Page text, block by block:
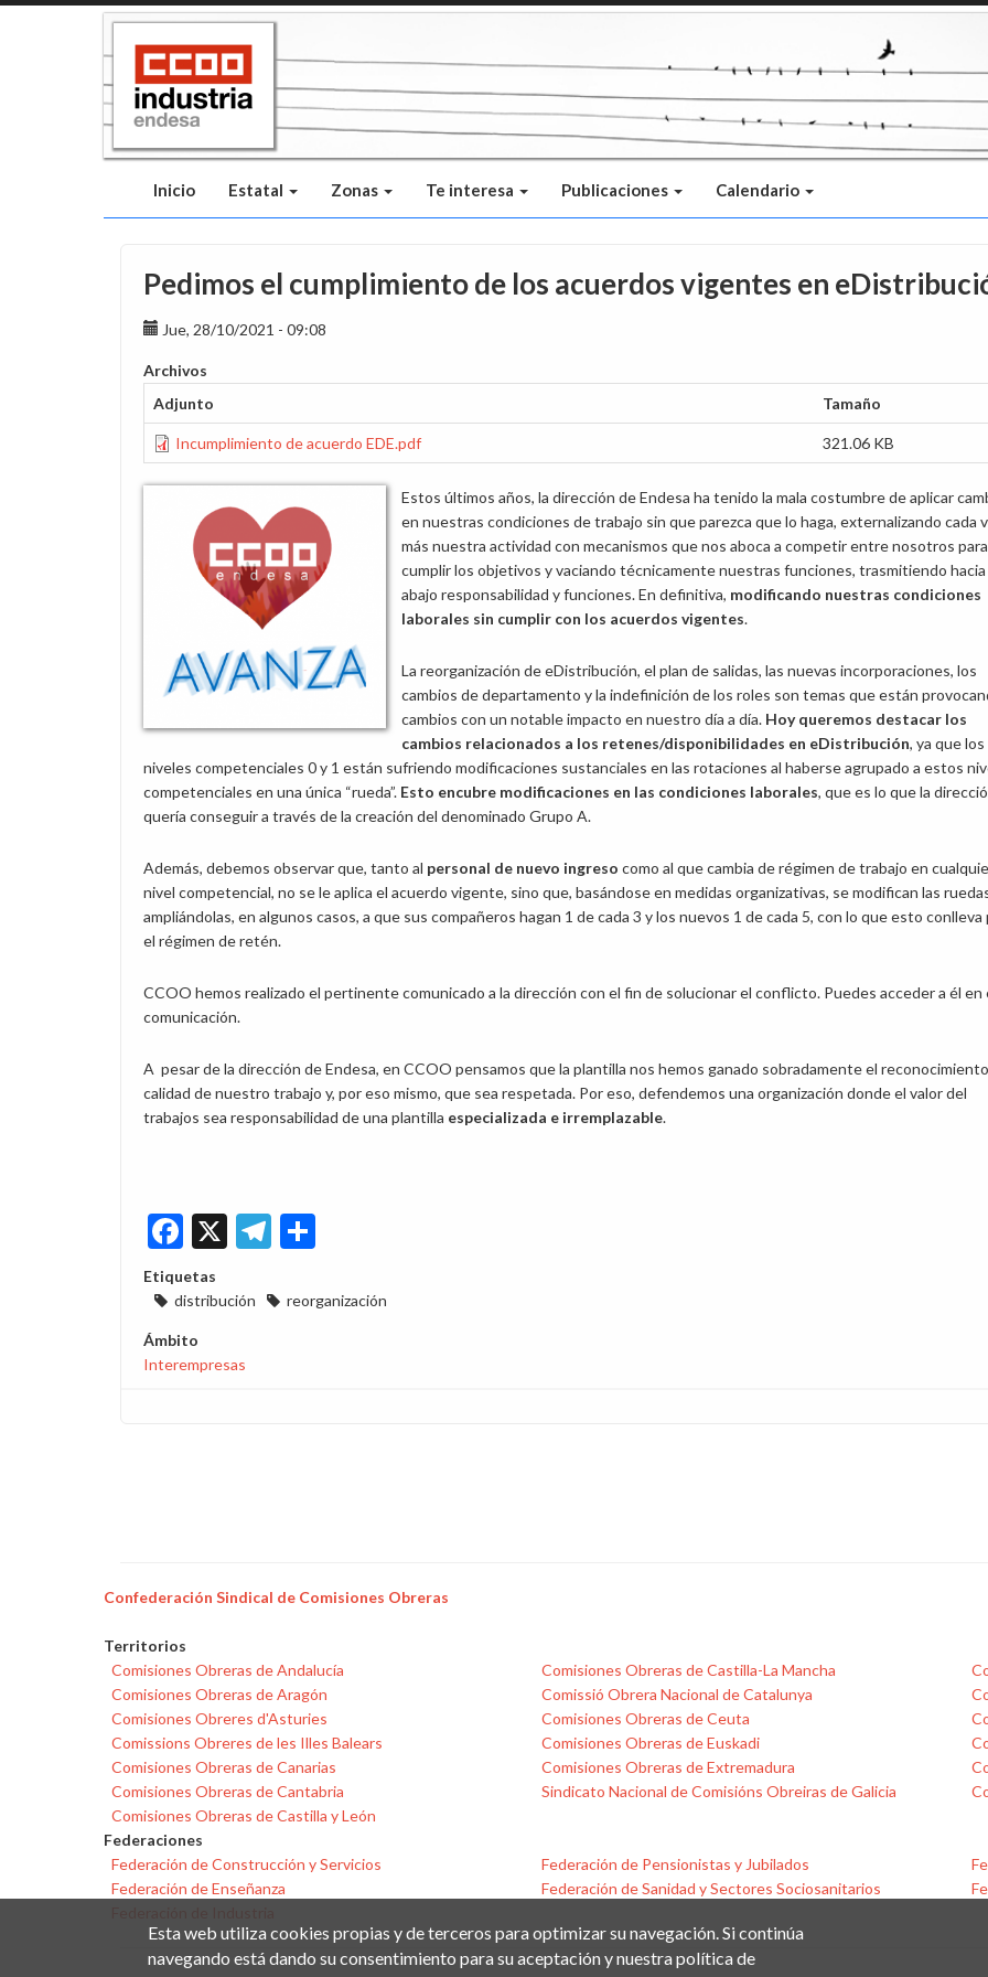
Inicio Estatal Zonas Te interesa Publicaciones Calendario
Pedimos el cumplimiento de los acuerdos vigentes en
Jue, 28/10/2021 - 09:08
Archivos
Adjunto
Tamaño
Incumplimiento de acuerdo EDE.pdf 321.06 KB
Estos últimos años, la dirección de Endesa ha tenido la mala costumbre de aplicar
en nuestras condiciones de trabajo sin que parezca que lo haga, externalizando cada
más nuestra actividad con mecanismos que nos aboca a competir entre nosotros para
cumplir los objetivos y vaciando técnicamente nuestras funciones, trasmitiendo hacia
abajo responsabilidad y funciones. En definitiva, modificando nuestras condiciones
laborales sin cumplir con los acuerdos vigentes.
La reorganización de eDistribución, el plan de salidas, las nuevas incorporaciones, los
cambios de departamento y la indefinición de los roles son temas que están
cambios con un notable impacto en nuestro día a día. Hoy queremos destacar los
cambios relacionados a los retenes/disponibilidades en eDistribución, ya que los
niveles competenciales 0 y 1 están sufriendo modificaciones sustanciales en las rotaciones al haberse agrupado a estos
competenciales en una única “rueda”. Esto encubre modificaciones en las condiciones laborales, que es lo que la
quería conseguir a través de la creación del denominado Grupo A.
Además, debemos observar que, tanto al personal de nuevo ingreso como al que cambia de régimen de trabajo en
nivel competencial, no se le aplica el acuerdo vigente, sino que, basándose en medidas organizativas, se modifican las
ampliándolas, en algunos casos, a que sus compañeros hagan 1 de cada 3 y los nuevos 1 de cada 5, con lo que esto conlleva
el régimen de retén.
CCOO hemos realizado el pertinente comunicado a la dirección con el fin de solucionar el conflicto. Puedes acceder a él en
comunicación.
A pesar de la dirección de Endesa, en CCOO pensamos que la plantilla nos hemos ganado sobradamente el
calidad de nuestro trabajo y, por eso mismo, que sea respetada. Por eso, defendemos una organización donde el valor del
trabajos sea responsabilidad de una plantilla especializada e irremplazable.
Facebook
X Telegram
Etiquetas
distribución
reorganización
Ámbito
Interempresas
Confederación Sindical de Comisiones Obreras
Territorios
Comisiones Obreras de Andalucía
Comisiones Obreras de Aragón
Comisiones Obreres d'Asturies
Comissions Obreres de les Illes Balears
Comisiones Obreras de Canarias
Comisiones Obreras de Cantabria
Comisiones Obreras de Castilla y León
Comisiones Obreras de Castilla-La Mancha
Comissió Obrera Nacional de Catalunya
Comisiones Obreras de Ceuta
Comisiones Obreras de Euskadi
Comisiones Obreras de Extremadura
Sindicato Nacional de Comisións Obreiras de Galicia
Federaciones
Federación de Construcción y Servicios
Federación de Enseñanza
Federación de Pensionistas y Jubilados
Federación de Sanidad y Sectores Sociosanitarios
Esta web utiliza cookies propias y de terceros para optimizar su navegación. Si continúa
navegando está dando su consentimiento para su aceptación y nuestra política de